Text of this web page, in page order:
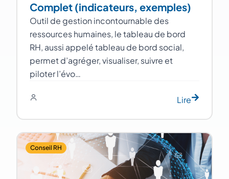
Complet (indicateurs, exemples)
Outil de gestion incontournable des
ressources humaines, le tableau de bord
RH, aussi appelé tableau de bord social,
permet d’agréger, visualiser, suivre et
piloter l’évo…
Lire
Conseil RH